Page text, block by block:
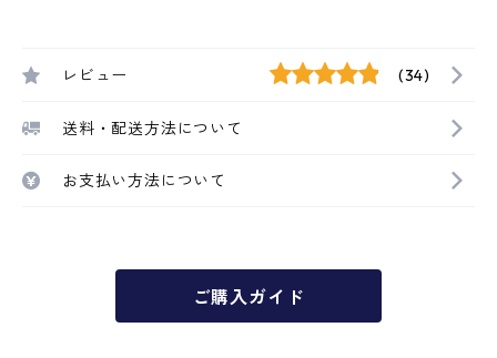
レビュー (34)
送料・配送方法について
お支払い方法について
ご購入ガイド